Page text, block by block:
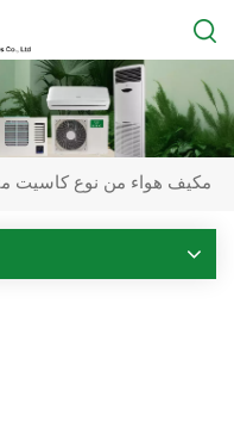
مكيف هواء من نوع